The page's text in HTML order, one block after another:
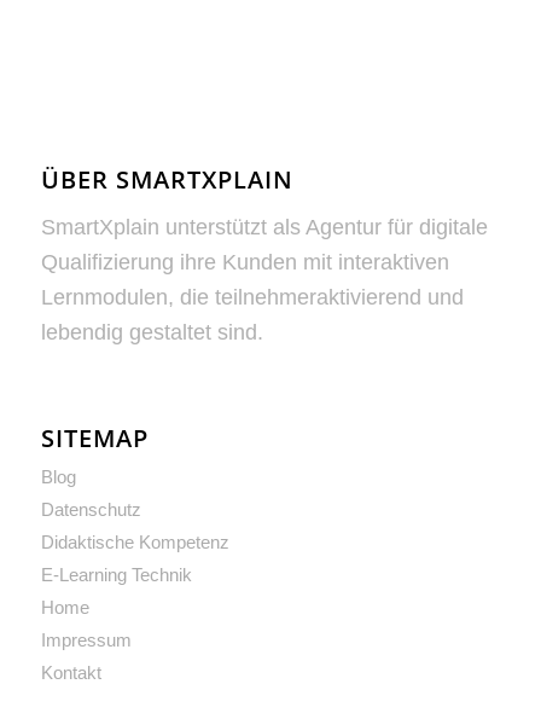
ÜBER SMARTXPLAIN
SmartXplain unterstützt als Agentur für digitale
Qualifizierung ihre Kunden mit interaktiven
Lernmodulen, die teilnehmeraktivierend und
lebendig gestaltet sind.
SITEMAP
Blog
Datenschutz
Didaktische Kompetenz
E-Learning Technik
Home
Impressum
Kontakt